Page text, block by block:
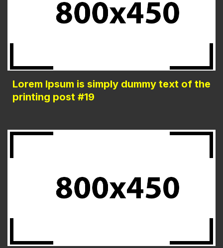
Lorem Ipsum is simply dummy text of the
printing post #19